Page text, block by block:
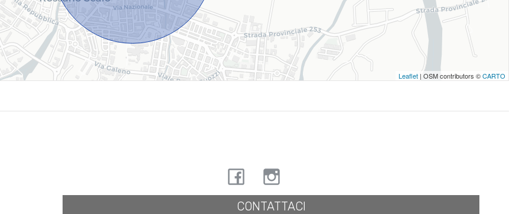
Leaflet | OSM contributors ©CARTO
CONTATTACI